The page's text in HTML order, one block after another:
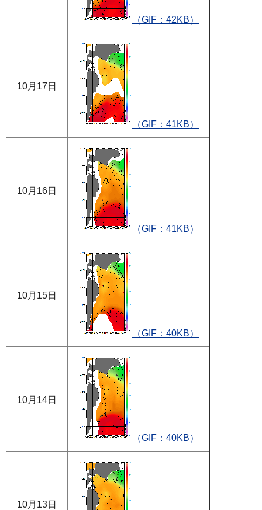
（GIF：42KB）
10月17日
（GIF：41KB）
10月16日
（GIF：41KB）
10月15日
（GIF：40KB）
10月14日
（GIF：40KB）
10月13日